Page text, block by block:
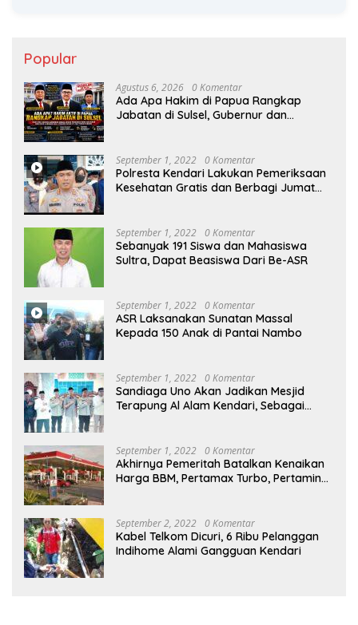
Popular
Agustus 6, 2026 0 Komentar
Ada Apa Hakim di Papua Rangkap
Jabatan di Sulsel, Gubernur dan
September 1, 2022 0 Komentar
Polresta Kendari Lakukan Pemeriksaan
Kesehatan Gratis dan Berbagi Jumat
September 1, 2022 0 Komentar
Sebanyak 191 Siswa dan Mahasiswa
Sultra, Dapat Beasiswa Dari Be-ASR
September 1, 2022 0 Komentar
ASR Laksanakan Sunatan Massal
Kepada 150 Anak di Pantai Nambo
September 1, 2022 0 Komentar
Sandiaga Uno Akan Jadikan Mesjid
Terapung Al Alam Kendari, Sebagai
September 1, 2022 0 Komentar
Akhirnya Pemeritah Batalkan Kenaikan
Harga BBM, Pertamax Turbo, Pertamina
September 2, 2022 0 Komentar
Kabel Telkom Dicuri, 6 Ribu Pelanggan
Indihome Alami Gangguan Kendari